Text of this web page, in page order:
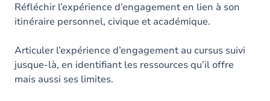
Réfléchir l’expérience d’engagement en lien à son
itinéraire personnel, civique et académique.
Articuler l’expérience d’engagement au cursus suivi
jusque-là, en identifiant les ressources qu’il offre
mais aussi ses limites.